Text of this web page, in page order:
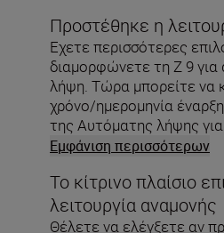
Προστέθηκε η
Έχετε περισσότερες
διαμορφώνετε τη Z 9
λήψη. Τώρα μπορείτε να
χρόνο/ημερομηνία
της Αυτόματης λήψης
εξοικονομήσετε τη
Εμφάνιση περισσότερων
Το κίτρινο πλαίσιο
λειτουργία αναμονής
Θέλετε να ελέγξετε αν